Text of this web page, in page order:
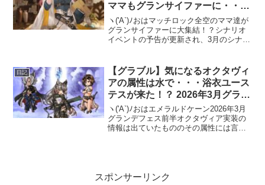
ママもグランサイファーに・・・
来てしまう？
ヽ('A`)ﾉおはマッチロック全空のママ達が
グランサイファーに大集結！？シナリオ
イベントの予告が更新され、3月のシナリ
来！ グランサイファー参観！ ～団長...
日記
【グラブル】気になるオクタヴィ
アの属性は水で・・・浴衣ユース
テスが来た！？ 2026年3月グラン
デフェス前半開催
ヽ('A`)ﾉおはエメラルドケーン2026年3月
グランデフェス前半オクタヴィア実装の
情報は出ていたもののその属性には言及
スポンサーリンク